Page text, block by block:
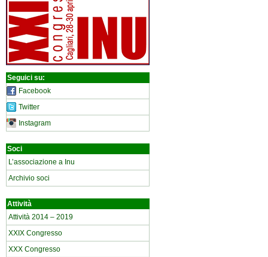
Seguici su:
Facebook
Twitter
Instagram
Soci
L’associazione a Inu
Archivio soci
Attività
Attività 2014 – 2019
XXIX Congresso
XXX Congresso